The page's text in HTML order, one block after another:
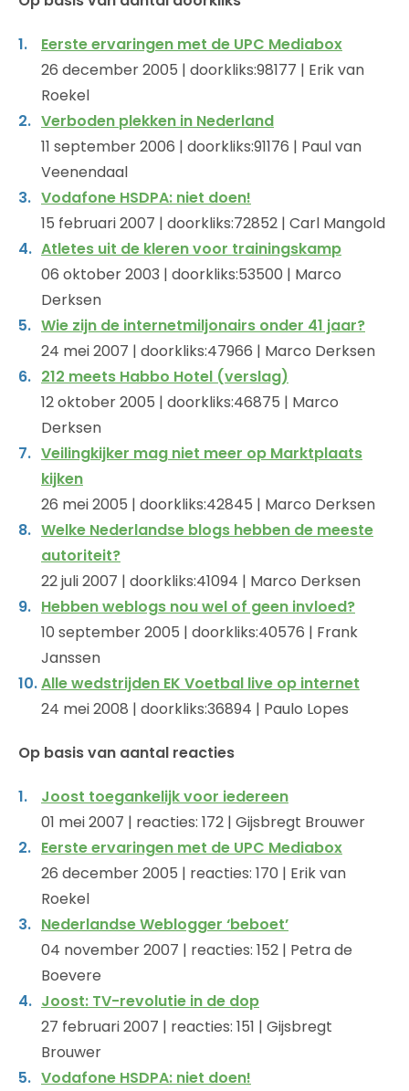
Eerste ervaringen met de UPC Mediabox
26 december 2005 | doorkliks:98177 | Erik van
Roekel
Verboden plekken in Nederland
11 september 2006 | doorkliks:91176 | Paul van
Veenendaal
Vodafone HSDPA: niet doen!
15 februari 2007 | doorkliks:72852 | Carl Mangold
Atletes uit de kleren voor trainingskamp
06 oktober 2003 | doorkliks:53500 | Marco
Derksen
Wie zijn de internetmiljonairs onder 41 jaar?
24 mei 2007 | doorkliks:47966 | Marco Derksen
212 meets Habbo Hotel (verslag)
12 oktober 2005 | doorkliks:46875 | Marco
Derksen
Veilingkijker mag niet meer op Marktplaats
kijken
26 mei 2005 | doorkliks:42845 | Marco Derksen
Welke Nederlandse blogs hebben de meeste
autoriteit?
22 juli 2007 | doorkliks:41094 | Marco Derksen
Hebben weblogs nou wel of geen invloed?
10 september 2005 | doorkliks:40576 | Frank
Janssen
Alle wedstrijden EK Voetbal live op internet
24 mei 2008 | doorkliks:36894 | Paulo Lopes
Op basis van aantal reacties
Joost toegankelijk voor iedereen
01 mei 2007 | reacties: 172 | Gijsbregt Brouwer
Eerste ervaringen met de UPC Mediabox
26 december 2005 | reacties: 170 | Erik van
Roekel
Nederlandse Weblogger ‘beboet’
04 november 2007 | reacties: 152 | Petra de
Boevere
Joost: TV-revolutie in de dop
27 februari 2007 | reacties: 151 | Gijsbregt
Brouwer
Vodafone HSDPA: niet doen!